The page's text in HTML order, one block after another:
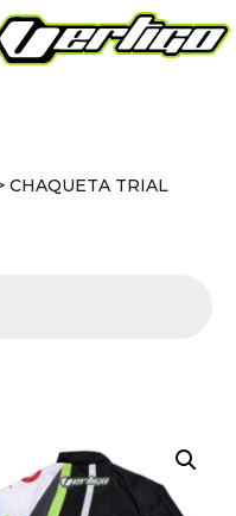
CHAQUETA TRIAL